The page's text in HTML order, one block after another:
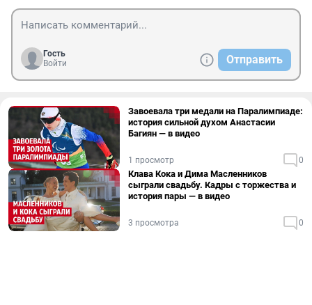
Гость
Войти
Отправить
Завоевала три медали на Паралимпиаде:
история сильной духом Анастасии
Багиян — в видео
1 просмотр 0
Клава Кока и Дима Масленников
сыграли свадьбу. Кадры с торжества и
история пары — в видео
3 просмотра 0